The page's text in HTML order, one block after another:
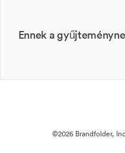
Ennek a
©2026 Brandfolder,